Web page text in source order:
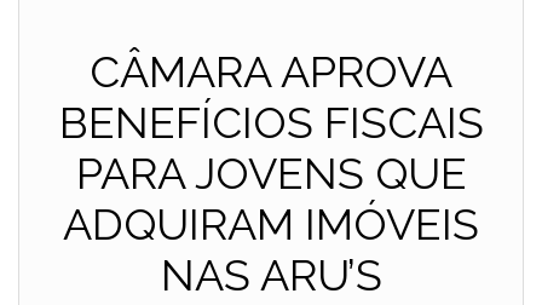
CÂMARA APROVA
BENEFÍCIOS FISCAIS
PARA JOVENS QUE
ADQUIRAM IMÓVEIS
NAS ARU’S